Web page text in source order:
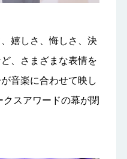
嬉しさ、悔しさ、決
、さまざまな表情を
音楽に合わせて映し
スアワードの幕が閉